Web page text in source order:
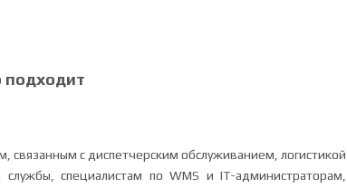
подходит
связанным с диспетчерским обслуживанием, логистикой
специалистам по WMS и IT-администраторам,